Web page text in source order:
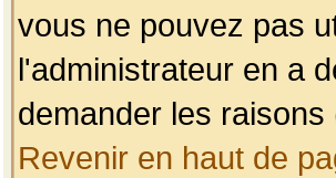
vous ne pouvez pas
l'administrateur en a
demander les
Revenir en haut de